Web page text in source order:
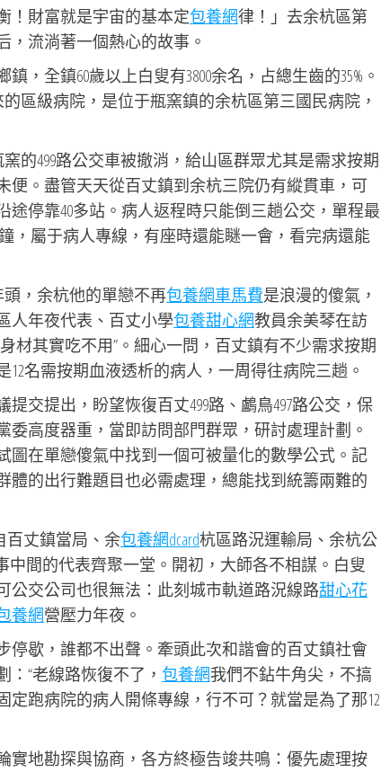
！財富就是宇宙的基本定包養網律！」去余杭區第
，流淌著一個熱心的故事。
，全鎮60歲以上白叟有3800余名，占總生齒的35%。
區級病院，是位于瓶窯鎮的余杭區第三國民病院，
的499路公交車被撤消，給山區群眾尤其是需求按期
便。盡管天天從百丈鎮到余杭三院仍有縱貫車，可
停靠40多站。病人返程時只能倒三趟公交，單程最
，屬于病人專線，有座時還能瞇一會，看完病還能
頭，余杭他的單戀不再包養網車馬費是浪漫的傻氣，
人年夜代表、百丈小學包養甜心網教員余美琴在訪
材其實吃不用”。細心一問，百丈鎮有不少需求按期
名需按期血液透析的病人，一周得往病院三趟。
交提出，盼望恢復百丈499路、鸕鳥497路公交，保
高度器重，當即訪問部門群眾，研討處理計劃。
在單戀傻氣中找到一個可被量化的數學公式。記
的出行難題目也必需處理，總能找到統籌兩難的
百丈鎮當局、余包養網dcard杭區路況運輸局、余杭公
中間的代表齊聚一堂。開初，大師各不相謀。白叟
公交公司也很無法：此刻城市軌道路況線路甜心花
養網營壓力年夜。
停歇，誰都不出聲。牽頭此次和諧會的百丈鎮社會
“老線路恢復不了， 包養網我們不鉆牛角尖，不搞
跑病院的病人開條專線，行不可？就當是為了那12
實地勘探與協商，各方終極告竣共鳴：優先處理按